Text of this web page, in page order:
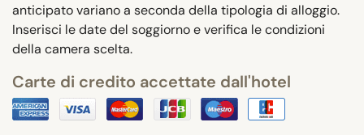
anticipato variano a seconda della tipologia di alloggio.
Inserisci le date del soggiorno e verifica le condizioni
della camera scelta.
Carte di credito accettate dall'hotel